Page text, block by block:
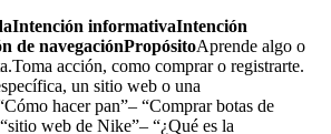
informativaIntención
de navegaciónPropósitoAprende algo o
acción, como comprar o registrarte.
un sitio web o una
hacer pan”– “Comprar botas de
web de Nike”– “¿Qué es la